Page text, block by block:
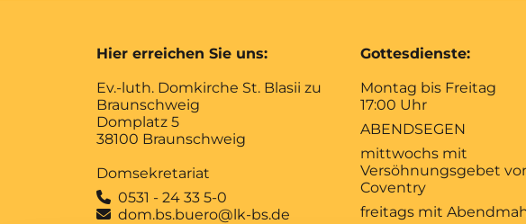
Hier erreichen Sie uns:
Ev.-luth. Domkirche St. Blasii zu
Braunschweig
Domplatz 5
38100 Braunschweig
Domsekretariat
 0531 - 24 33 5-0
 dom.bs.buero@lk-bs.de
Gottesdienste:
Montag bis Freitag
17:00 Uhr
ABENDSEGEN
mittwochs mit
Versöhnungsgebet
Coventry
freitags mit